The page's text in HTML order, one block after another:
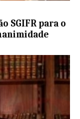
SGIFR para o